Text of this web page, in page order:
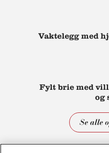
Vaktelegg med
Fylt brie med
og
Se alle